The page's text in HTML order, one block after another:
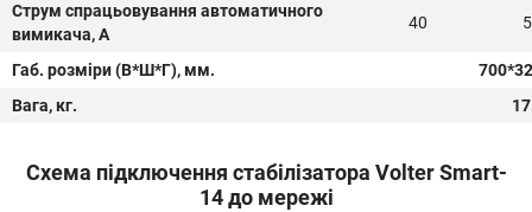
Струм спрацьовування автоматичного
вимикача, А
40
Габ. розміри (В*Ш*Г), мм.
Вага, кг.
Схема підключення стабілізатора Volter Smart-
14 до мережі